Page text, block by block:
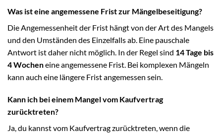
Was ist eine angemessene Frist zur Mängelbeseitigung?
Die Angemessenheit der Frist hängt von der Art des Mangels
und den Umständen des Einzelfalls ab. Eine pauschale
Antwort ist daher nicht möglich. In der Regel sind 14 Tage bis
4 Wocheneine angemessene Frist. Bei komplexen Mängeln
kann auch eine längere Frist angemessen sein.
Kann ich bei einem Mangel vom Kaufvertrag
zurücktreten?
Ja, du kannst vom Kaufvertrag zurücktreten, wenn die